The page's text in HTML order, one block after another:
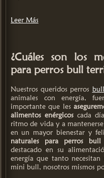
Leer Más
¿Cuáles son los
para perros bull
Nuestros queridos perros
animales con energía,
importante que les
alimentos enérgicoscada
ritmo de vida y a
en un mayor bienestar y
naturales para perros
destacado en su
energía que tanto
mini bull, nosotros mismos